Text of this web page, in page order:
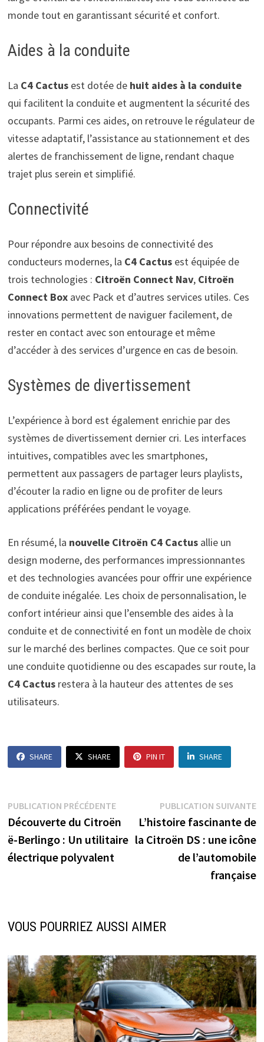
monde tout en garantissant sécurité et confort.
Aides à la conduite
La C4 Cactusest dotée de huit aides à la conduite
qui facilitent la conduite et augmentent la sécurité des
occupants. Parmi ces aides, on retrouve le régulateur de
vitesse adaptatif, l’assistance au stationnement et des
alertes de franchissement de ligne, rendant chaque
trajet plus serein et simplifié.
Connectivité
Pour répondre aux besoins de connectivité des
conducteurs modernes, la C4 Cactusest équipée de
trois technologies : Citroën Connect Nav, Citroën
Connect Boxavec Pack et d’autres services utiles. Ces
innovations permettent de naviguer facilement, de
rester en contact avec son entourage et même
d’accéder à des services d’urgence en cas de besoin.
Systèmes de divertissement
L’expérience à bord est également enrichie par des
systèmes de divertissement dernier cri. Les interfaces
intuitives, compatibles avec les smartphones,
permettent aux passagers de partager leurs playlists,
d’écouter la radio en ligne ou de profiter de leurs
applications préférées pendant le voyage.
En résumé, la nouvelle Citroën C4 Cactusallie un
design moderne, des performances impressionnantes
et des technologies avancées pour offrir une expérience
de conduite inégalée. Les choix de personnalisation, le
confort intérieur ainsi que l’ensemble des aides à la
conduite et de connectivité en font un modèle de choix
sur le marché des berlines compactes. Que ce soit pour
une conduite quotidienne ou des escapades sur route, la
C4 Cactusrestera à la hauteur des attentes de ses
utilisateurs.
SHARE SHARE PIN IT SHARE
Navigation
de
l’article
PUBLICATION PRÉCÉDENTEPublication
précédente :
Découverte du Citroën
ë-Berlingo : Un utilitaire
électrique polyvalent
PUBLICATION SUIVANTE
L’histoire fascinante de
la Citroën DS : une icône
de l’automobile
française
VOUS POURRIEZ AUSSI AIMER